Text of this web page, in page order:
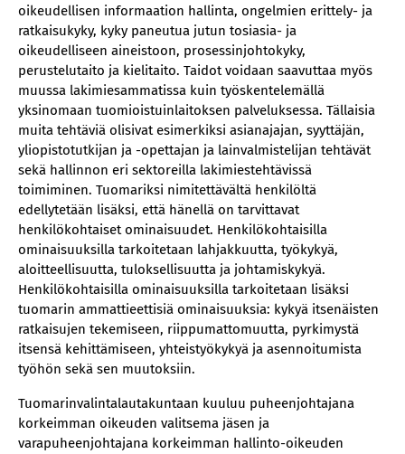
oikeudellisen informaation hallinta, ongelmien erittely- ja
ratkaisukyky, kyky paneutua jutun tosiasia- ja
oikeudelliseen aineistoon, prosessinjohtokyky,
perustelutaito ja kielitaito. Taidot voidaan saavuttaa myös
muussa lakimiesammatissa kuin työskentelemällä
yksinomaan tuomioistuinlaitoksen palveluksessa. Tällaisia
muita tehtäviä olisivat esimerkiksi asianajajan, syyttäjän,
yliopistotutkijan ja -opettajan ja lainvalmistelijan tehtävät
sekä hallinnon eri sektoreilla lakimiestehtävissä
toimiminen. Tuomariksi nimitettävältä henkilöltä
edellytetään lisäksi, että hänellä on tarvittavat
henkilökohtaiset ominaisuudet. Henkilökohtaisilla
ominaisuuksilla tarkoitetaan lahjakkuutta, työkykyä,
aloitteellisuutta, tuloksellisuutta ja johtamiskykyä.
Henkilökohtaisilla ominaisuuksilla tarkoitetaan lisäksi
tuomarin ammattieettisiä ominaisuuksia: kykyä itsenäisten
ratkaisujen tekemiseen, riippumattomuutta, pyrkimystä
itsensä kehittämiseen, yhteistyökykyä ja asennoitumista
työhön sekä sen muutoksiin.
Tuomarinvalintalautakuntaan kuuluu puheenjohtajana
korkeimman oikeuden valitsema jäsen ja
varapuheenjohtajana korkeimman hallinto-oikeuden